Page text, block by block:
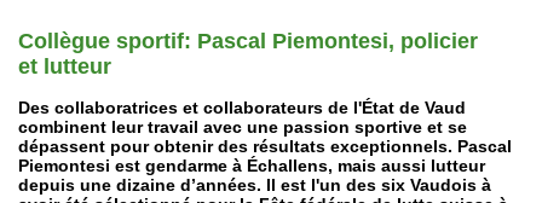
Collègue sportif: Pascal Piemontesi, policier
et lutteur
Des collaboratrices et collaborateurs de l'État de Vaud
combinent leur travail avec une passion sportive et se
dépassent pour obtenir des résultats exceptionnels. Pascal
Piemontesi est gendarme à Échallens, mais aussi lutteur
depuis une dizaine d’années. Il est l'un des six Vaudois à